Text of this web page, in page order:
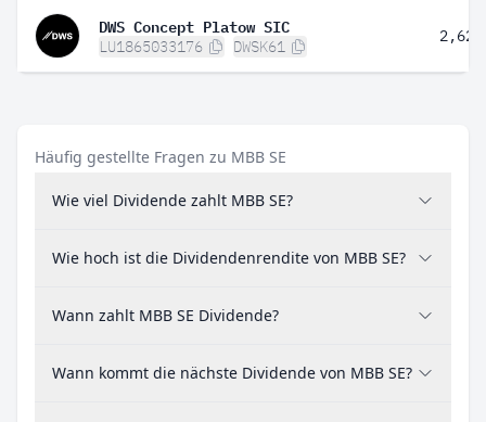
DWS Concept Platow SIC
LU1865033176 DWSK61
2,62
Häufig gestellte Fragen zu MBB SE
Wie viel Dividende zahlt MBB SE?
Wie hoch ist die Dividendenrendite von MBB SE?
Wann zahlt MBB SE Dividende?
Wann kommt die nächste Dividende von MBB SE?